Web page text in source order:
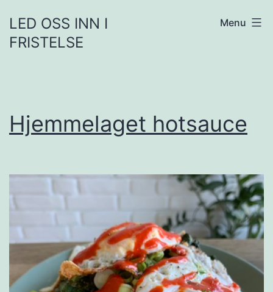
to
content
LED OSS INN I
FRISTELSE
Menu
Hjemmelaget hotsauce